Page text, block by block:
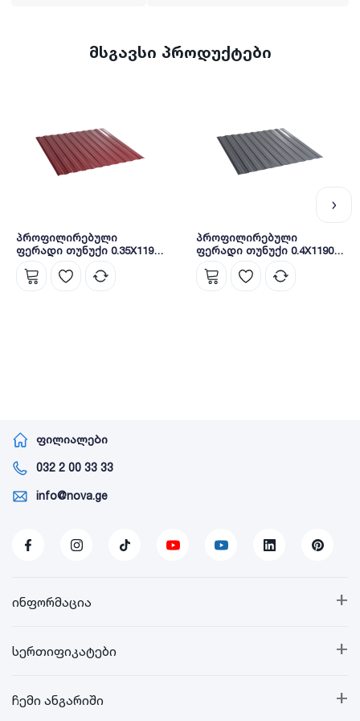
მსგავსი პროდუქტები
პროფილირებული
ფერადი თუნუქი 0.35X1190
პრიალა RAL3005 NOVA
პროფილირებული
ფერადი თუნუქი 0.4X1190
პრიალა RAL7024 NOVA
ფილიალები
032 2 00 33 33
info@nova.ge
+
ინფორმაცია
+
სერთიფიკატები
+
ჩემი ანგარიში